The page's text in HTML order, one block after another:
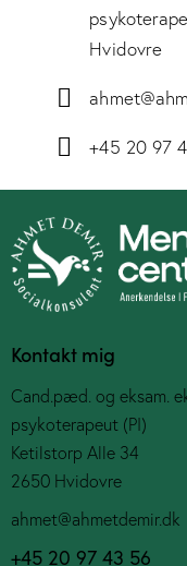
Hvidovre
+45 20 97
Kontakt mig
Cand.pæd. og eksam.
psykoterapeut (PI)
Ketilstorp Alle 34
2650 Hvidovre
ahmet@ahmetdemir.dk
+45 20 97 43 56